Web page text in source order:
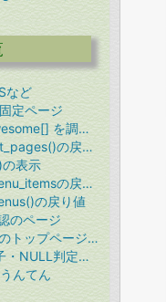
など
定ページ
を調べてみる
の戻り値
表示
の戻り値
の戻り値
のページ
プページは．．．
判定関数の値
んてん